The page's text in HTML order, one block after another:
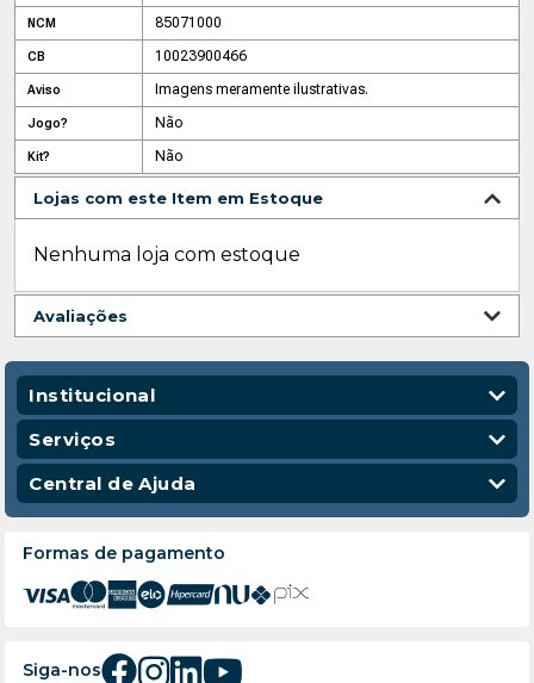
NCM 85071000
CB 10023900466
Aviso Imagens meramente ilustrativas.
Jogo? Não
Kit? Não
Lojas com este Item em Estoque
Nenhuma loja com estoque
Avaliações
Institucional
Quem Somos
Nossas Lojas
Código de Conduta
Serviços
Vendas Corporativas
Entregas
Central de Ajuda
Política de Privacidade
Política de Troca e Devolução
Política de Frete e Entrega
Atendimento
Formas de pagamento
Siga-nos